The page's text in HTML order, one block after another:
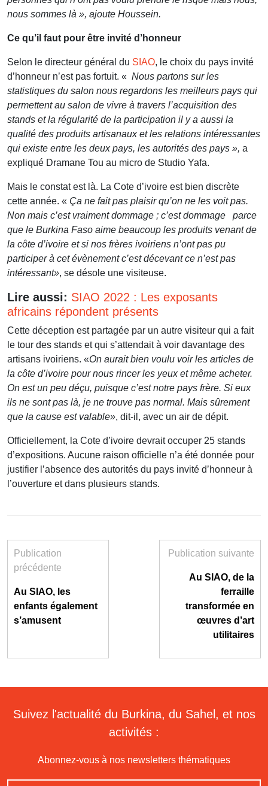
nous sommes là », ajoute Houssein.
Ce qu’il faut pour être invité d’honneur
Selon le directeur général du SIAO, le choix du pays invité
d’honneur n’est pas fortuit. « Nous partons sur les
statistiques du salon nous regardons les meilleurs pays qui
permettent au salon de vivre à travers l’acquisition des
stands et la régularité de la participation il y a aussi la
qualité des produits artisanaux et les relations intéressantes
qui existe entre les deux pays, les autorités des pays », a
expliqué Dramane Tou au micro de Studio Yafa.
Mais le constat est là. La Cote d’ivoire est bien discrète
cette année. « Ça ne fait pas plaisir qu’on ne les voit pas.
Non mais c’est vraiment dommage ; c’est dommage parce
que le Burkina Faso aime beaucoup les produits venant de
la côte d’ivoire et si nos frères ivoiriens n’ont pas pu
participer à cet évènement c’est décevant ce n’est pas
intéressant», se désole une visiteuse.
Lire aussi: SIAO 2022 : Les exposants
africains répondent présents
Cette déception est partagée par un autre visiteur qui a fait
le tour des stands et qui s’attendait à voir davantage des
artisans ivoiriens. «On aurait bien voulu voir les articles de
la côte d’ivoire pour nous rincer les yeux et même acheter.
On est un peu déçu, puisque c’est notre pays frère. Si eux
ils ne sont pas là, je ne trouve pas normal. Mais sûrement
que la cause est valable», dit-il, avec un air de dépit.
Officiellement, la Cote d’ivoire devrait occuper 25 stands
d’expositions. Aucune raison officielle n’a été donnée pour
justifier l’absence des autorités du pays invité d’honneur à
l’ouverture et dans plusieurs stands.
Publication
précédente
Au SIAO, les
enfants également
s’amusent
Publication suivante
Au SIAO, de la
ferraille
transformée en
œuvres d’art
utilitaires
Suivez l'actualité du Burkina, du Sahel, et nos
activités :
Abonnez-vous à nos newsletters thématiques